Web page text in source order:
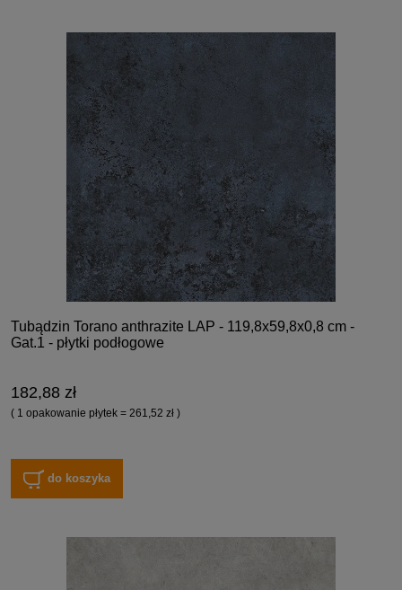
Tubądzin Torano anthrazite LAP - 119,8x59,8x0,8 cm -
Gat.1 - płytki podłogowe
182,88 zł
( 1 opakowanie płytek = 261,52 zł )
do koszyka